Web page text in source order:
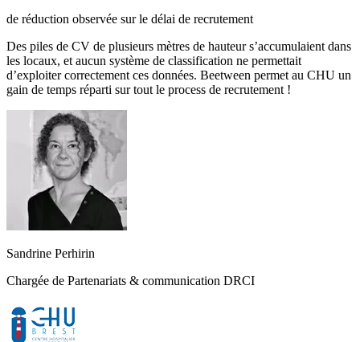
de réduction observée sur le délai de recrutement
Des piles de CV de plusieurs mètres de hauteur s’accumulaient dans
les locaux, et aucun système de classification ne permettait
d’exploiter correctement ces données. Beetween permet au CHU un
gain de temps réparti sur tout le process de recrutement !
Sandrine Perhirin
Chargée de Partenariats & communication DRCI